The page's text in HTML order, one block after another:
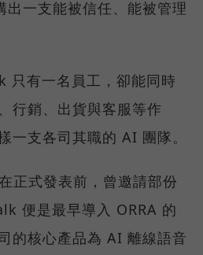
一支能被信任、能被管理
只有一名員工，卻能同時
行銷、出貨與客服等作
一支各司其職的 AI 團隊。
正式發表前，曾邀請部份
便是最早導入 ORRA 的
的核心產品為 AI 離線語音